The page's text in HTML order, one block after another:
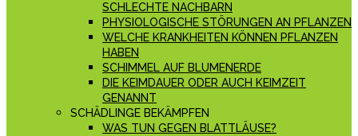
SCHLECHTE NACHBARN
PHYSIOLOGISCHE STÖRUNGEN AN PFLANZEN
WELCHE KRANKHEITEN KÖNNEN PFLANZEN
HABEN
SCHIMMEL AUF BLUMENERDE
DIE KEIMDAUER ODER AUCH KEIMZEIT
GENANNT
SCHÄDLINGE BEKÄMPFEN
WAS TUN GEGEN BLATTLÄUSE?